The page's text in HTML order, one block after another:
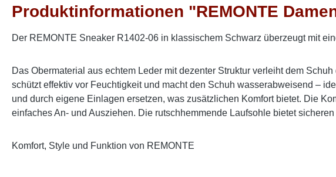
Produktinformationen "REMONTE
Der REMONTE Sneaker R1402-06 in klassischem Schwarz überzeugt mit
Das Obermaterial aus echtem Leder mit dezenter Struktur verleiht dem
schützt effektiv vor Feuchtigkeit und macht den Schuh wasserabweisend –
und durch eigene Einlagen ersetzen, was zusätzlichen Komfort bietet. Die
einfaches An- und Ausziehen. Die rutschhemmende Laufsohle bietet
Komfort, Style und Funktion von REMONTE